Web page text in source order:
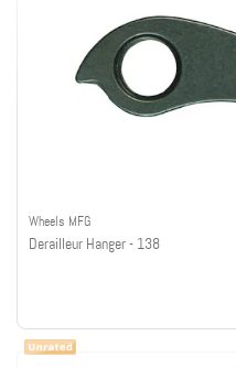
Wheels MFG
Derailleur Hanger - 138